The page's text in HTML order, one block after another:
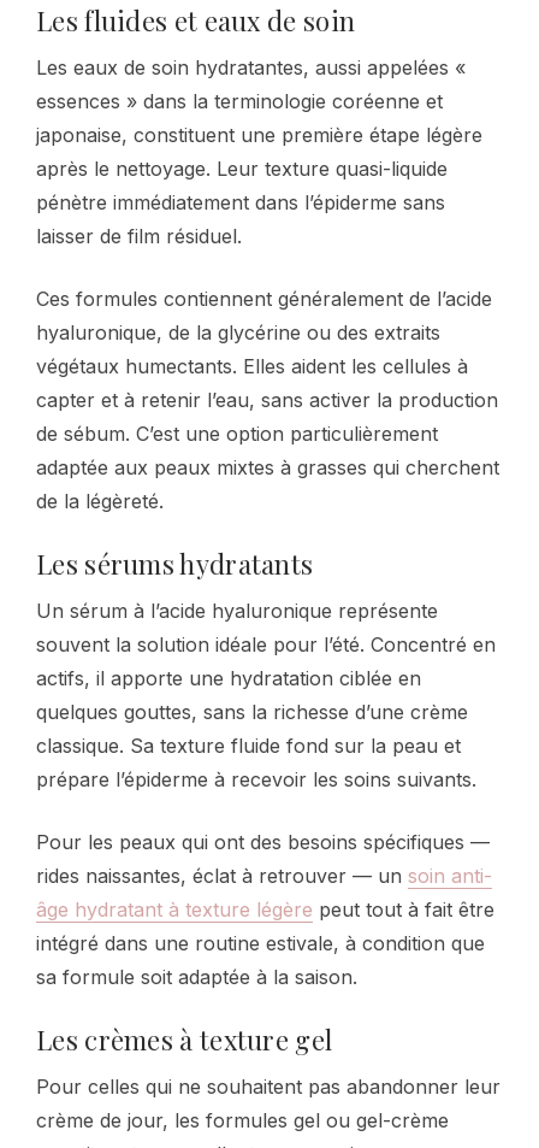
Les fluides et eaux de soin
Les eaux de soin hydratantes, aussi appelées «
essences » dans la terminologie coréenne et
japonaise, constituent une première étape légère
après le nettoyage. Leur texture quasi-liquide
pénètre immédiatement dans l’épiderme sans
laisser de film résiduel.
Ces formules contiennent généralement de l’acide
hyaluronique, de la glycérine ou des extraits
végétaux humectants. Elles aident les cellules à
capter et à retenir l’eau, sans activer la production
de sébum. C’est une option particulièrement
adaptée aux peaux mixtes à grasses qui cherchent
de la légèreté.
Les sérums hydratants
Un sérum à l’acide hyaluronique représente
souvent la solution idéale pour l’été. Concentré en
actifs, il apporte une hydratation ciblée en
quelques gouttes, sans la richesse d’une crème
classique. Sa texture fluide fond sur la peau et
prépare l’épiderme à recevoir les soins suivants.
Pour les peaux qui ont des besoins spécifiques —
rides naissantes, éclat à retrouver — un soin anti-
âge hydratant à texture légère peut tout à fait être
intégré dans une routine estivale, à condition que
sa formule soit adaptée à la saison.
Les crèmes à texture gel
Pour celles qui ne souhaitent pas abandonner leur
crème de jour, les formules gel ou gel-crème